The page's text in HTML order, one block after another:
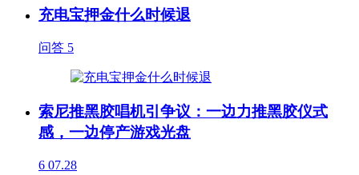
充电宝押金什么时候退
问答 5
索尼推黑胶唱机引争议：一边力推黑胶仪式
感，一边停产游戏光盘
6 07.28